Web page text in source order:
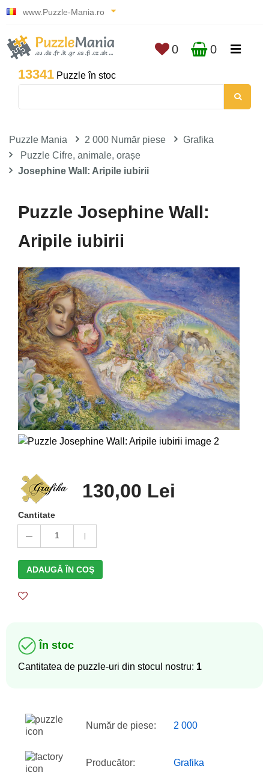
www.Puzzle-Mania.ro
13341 Puzzle în stoc
0 0
Puzzle Mania 2 000 Număr piese
Grafika
Puzzle Cifre, animale, orașe
Josephine Wall: Aripile iubirii
Puzzle Josephine Wall:
Aripile iubirii
130,00 Lei
Cantitate
1
ADAUGĂ ÎN COŞ
În stoc
Cantitatea de puzzle-uri din stocul nostru: 1
Număr de piese: 2 000
Producător: Grafika